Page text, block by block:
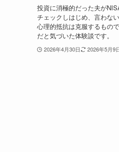
投資に消極的だった夫が
チェックしはじめ、言わな
心理的抵抗は克服するもの
だと気づいた体験談です。
2026年4月30日 2026年5月9